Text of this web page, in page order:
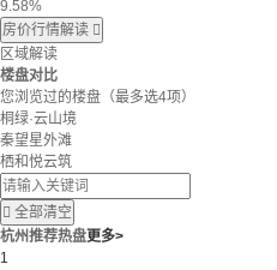
9.58%
房价行情解读 
区域解读
楼盘对比
您浏览过的楼盘 （最多选4项）
桐绿·云山境
秦望星外滩
栖和悦云筑
 全部清空
杭州推荐热盘更多>
1